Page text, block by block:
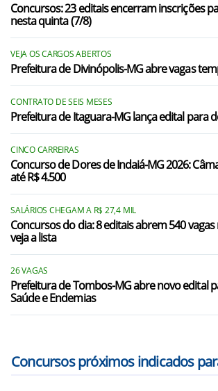
Cipotânea/MG
Coimbra/MG
Coronel Pacheco/MG
Descoberto/MG
Desterro do Melo/MG
Divinésia/MG
Dona Eusébia/MG
Dores do Turvo/MG
Ewbank da Câmara/MG
Goianá/MG
Guarani/MG
Concursos: 23 editais encerram inscrições
nesta quinta (7/8)
VEJA OS CARGOS ABERTOS
Prefeitura de Divinópolis-MG abre vagas
CONTRATO DE SEIS MESES
Prefeitura de Itaguara-MG lança edital para
CINCO CARREIRAS
Concurso de Dores de Indaiá-MG 2026:
até R$ 4.500
SALÁRIOS CHEGAM A R$ 27,4 MIL
Concursos do dia: 8 editais abrem 540
veja a lista
26 VAGAS
Prefeitura de Tombos-MG abre novo edital
Saúde e Endemias
Concursos próximos indicados